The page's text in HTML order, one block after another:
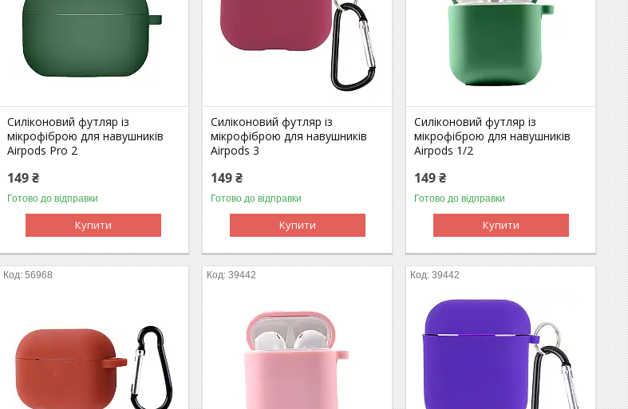
Силіконовий футляр із
мікрофіброю для навушників
Airpods Pro 2
149 ₴
Готово до відправки
Купити
Силіконовий футляр із
мікрофіброю для навушників
Airpods 3
149 ₴
Готово до відправки
Купити
Силіконовий футляр із
мікрофіброю для навушників
Airpods 1/2
149 ₴
Готово до відправки
Купити
56968 39442 39442